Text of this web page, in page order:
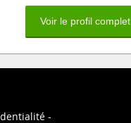
Voir le profil complet